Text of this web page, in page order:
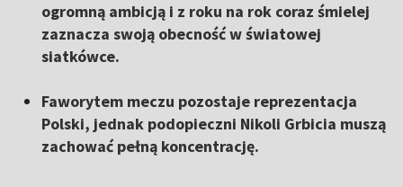
ogromną ambicją i z roku na rok coraz śmielej
zaznacza swoją obecność w światowej
siatkówce.
Faworytem meczu pozostaje reprezentacja
Polski, jednak podopieczni Nikoli Grbicia muszą
zachować pełną koncentrację.